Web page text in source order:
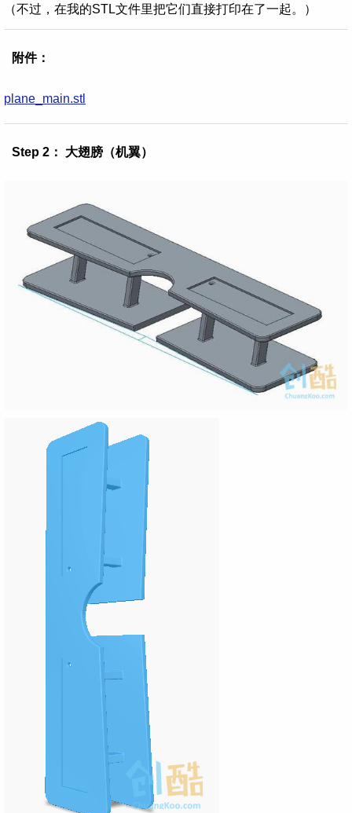
（不过，在我的STL文件里把它们直接打印在了一起。）
附件：
plane_main.stl
Step 2： 大翅膀（机翼）